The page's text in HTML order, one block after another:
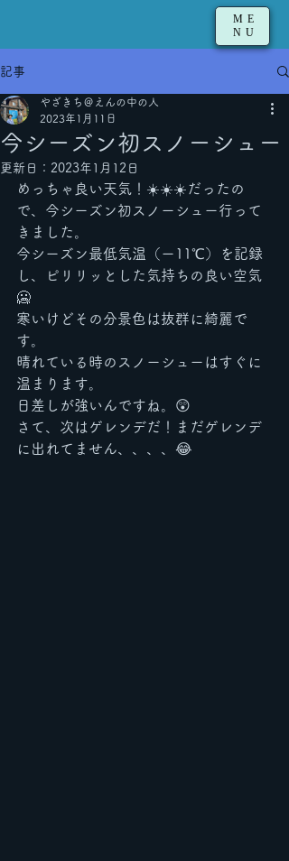
ME
NU
記事
今シーズン初スノーシュー
やざきち＠えんの中の人
2023年1月11日
更新日： 2023年1月12日
めっちゃ良い天気！☀️☀️☀️だったの
で、今シーズン初スノーシュー行って
きました。
今シーズン最低気温（ー11℃）を記録
し、ピリリッとした気持ちの良い空気
🥶
寒いけどその分景色は抜群に綺麗で
す。
晴れている時のスノーシューはすぐに
温まります。
日差しが強いんですね。😲
さて、次はゲレンデだ！まだゲレンデ
に出れてません、、、、😂